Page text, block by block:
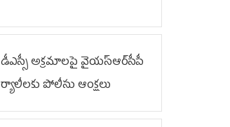
డీఎస్సీ అక్రమాలపై వైయ‌స్ఆర్‌సీపీ
ర్యాలీలకు పోలీసు ఆంక్షలు